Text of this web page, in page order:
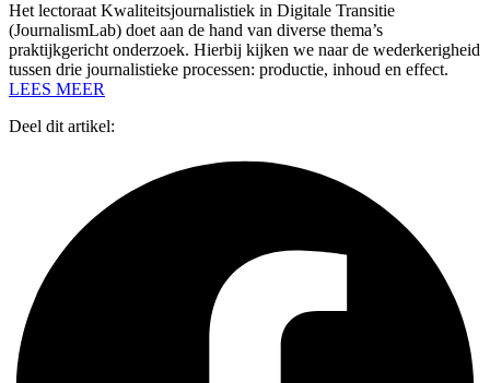
Het lectoraat Kwaliteitsjournalistiek in Digitale Transitie
(JournalismLab) doet aan de hand van diverse thema’s
praktijkgericht onderzoek. Hierbij kijken we naar de wederkerigheid
tussen drie journalistieke processen: productie, inhoud en effect.
LEES MEER
Deel dit artikel: